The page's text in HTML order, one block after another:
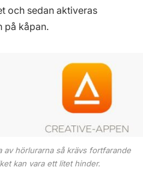
och sedan aktiveras
på kåpan.
av hörlurarna så krävs fortfarande
kan vara ett litet hinder.